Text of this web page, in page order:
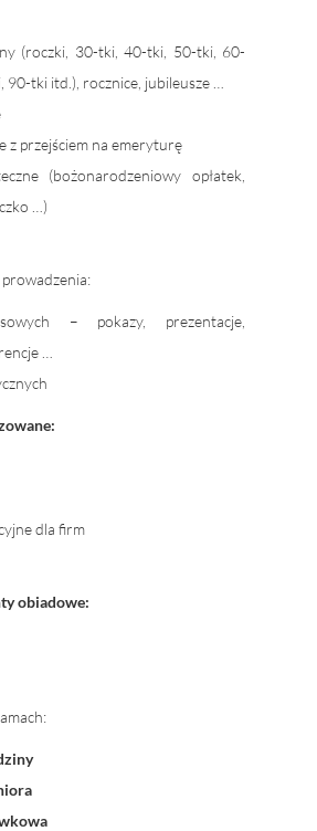
(roczki, 30-tki, 40-tki, 50-tki, 60-
tki itd.), rocznice, jubileusze …
z przejściem na emeryturę
(bożonarodzeniowy opłatek,
…)
– pokazy, prezentacje,
…
dla firm
obiadowe: